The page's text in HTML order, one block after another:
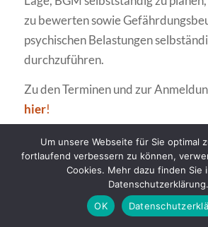
zu bewerten sowie
psychischen Belastungen
durchzuführen.
Zu den Terminen und zur
hier!
Es werden zurzeit auch
Bei Interesse wenden Sie sich bitte
sekretariat@alchimedus.com
Um unsere Webseite für Sie optimal
fortlaufend verbessern zu können,
Cookies. Mehr dazu finden Sie
Datenschutzerklärung.
OK